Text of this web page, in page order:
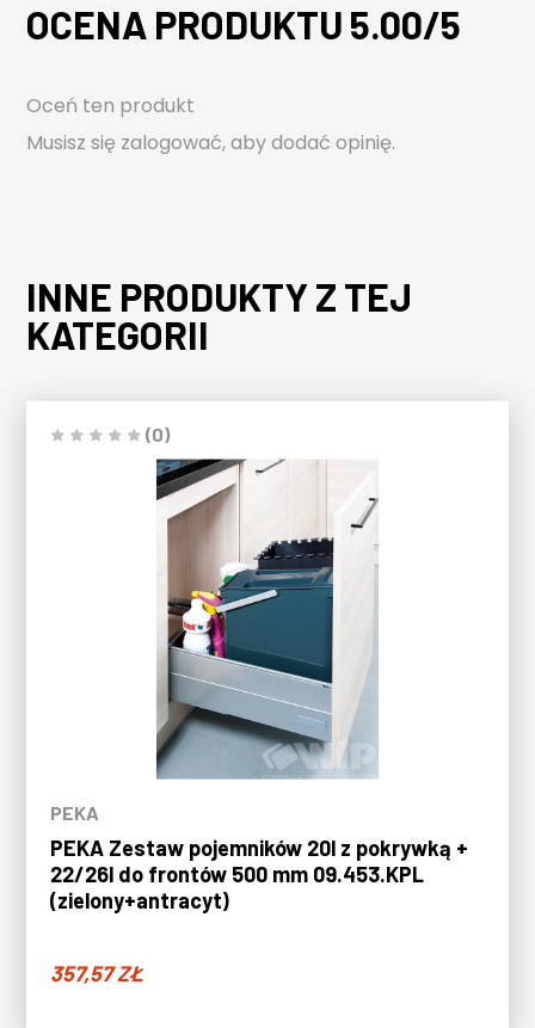
OCENA PRODUKTU 5.00/5
Oceń ten produkt
Musisz się zalogować, aby dodać opinię.
INNE PRODUKTY Z TEJ
KATEGORII
(0)
PEKA
PEKA Zestaw pojemników 20l z pokrywką +
22/26l do frontów 500 mm 09.453.KPL
(zielony+antracyt)
357,57ZŁ